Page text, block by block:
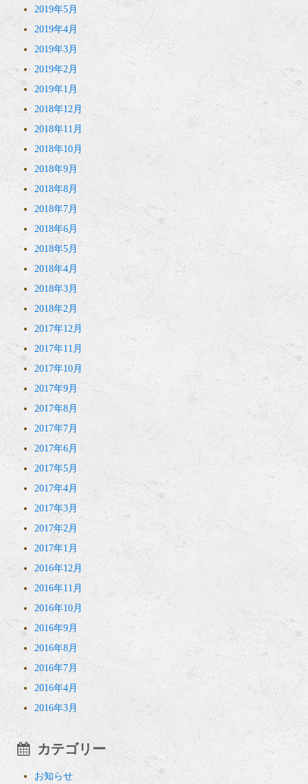
2019年5月
2019年4月
2019年3月
2019年2月
2019年1月
2018年12月
2018年11月
2018年10月
2018年9月
2018年8月
2018年7月
2018年6月
2018年5月
2018年4月
2018年3月
2018年2月
2017年12月
2017年11月
2017年10月
2017年9月
2017年8月
2017年7月
2017年6月
2017年5月
2017年4月
2017年3月
2017年2月
2017年1月
2016年12月
2016年11月
2016年10月
2016年9月
2016年8月
2016年7月
2016年4月
2016年3月
カテゴリー
お知らせ